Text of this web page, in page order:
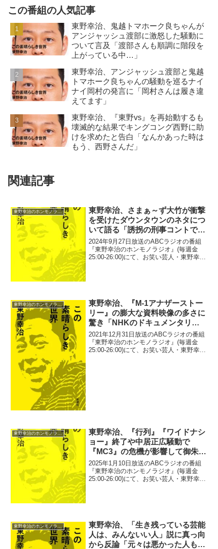
この番組の人気記事
東野幸治、鬼越トマホーク良ちゃんが
アンジャッシュ渡部に激怒した騒動に
ついて言及「渡部さんも順調に階段を
上がっている中…」
東野幸治、アンジャッシュ渡部と鬼越
トマホーク良ちゃんの騒動を巡るナイ
ナイ岡村の発言に「岡村さんは履き違
えてます」
東野幸治、『東野vs』を再始動するも
壊滅的な結果でキングコング西野に助
けを求めたと告白「なんかあった時は
もう、西野さんだ」
関連記事
東野幸治のホンモノラジオ
東野幸治、さまぁ～ず大竹が衝撃
を受けたダウンタウンのネタにつ
いて語る「誘拐の刑事コントです
ね」
2024年9月27日放送のABCラジオの番組
『東野幸治のホンモノラジオ』(毎週金
25:00-26:00)にて、お笑い芸人・東野幸治
東野幸治、『M-1アナザーストー
リー』の膨大な資料映像の多さに
驚き「NHKのドキュメンタリー
見るような厚み」
2021年12月31日放送のABCラジオの番組
『東野幸治のホンモノラジオ』(毎週金
25:00-26:00)にて、お笑い芸人・東野幸治
東野幸治のホンモノラジオ
東野幸治、『行列』『ワイドナシ
ョー』終了や中居正広騒動で
『MC3』の危機が影響して御朱印
集めをしているわけではないと否
定「最近良いことないからじ
ゃ…」
2025年1月10日放送のABCラジオの番組
『東野幸治のホンモノラジオ』(毎週金
25:00-26:00)にて、お笑い芸人・東野幸治
東野幸治、「生き残っている芸能
人は、みんないい人」説に真っ向
から反論「元々は悪かった人も、